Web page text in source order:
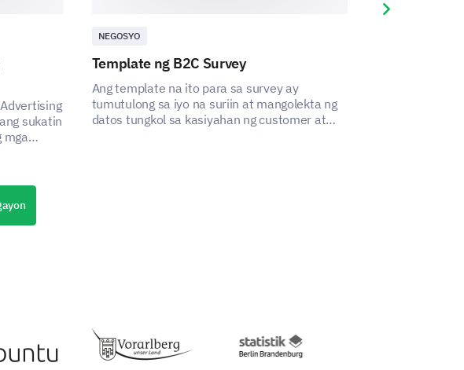
suggestions or comments.
sukatin
mga
NEGOSYO
Template ng B2C Survey
Ang template na ito para sa survey ay
tumutulong sa iyo na suriin at mangolekta ng
datos tungkol sa kasiyahan ng customer at
Next slide